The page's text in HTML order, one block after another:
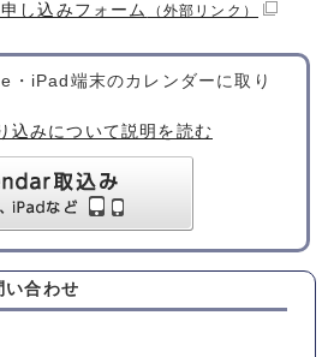
し込みフォーム （外部リンク）
・iPad端末のカレンダーに取り
込みについて説明を読む
い合わせ